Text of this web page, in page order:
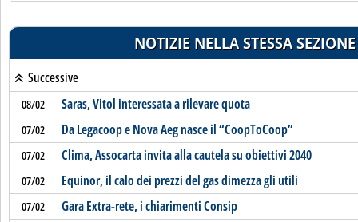
NOTIZIE NELLA STESSA SEZIONE
Successive
08/02 Saras, Vitol interessata a rilevare quota
07/02 Da Legacoop e Nova Aeg nasce il “CoopToCoop”
07/02 Clima, Assocarta invita alla cautela su obiettivi 2040
07/02 Equinor, il calo dei prezzi del gas dimezza gli utili
07/02 Gara Extra-rete, i chiarimenti Consip